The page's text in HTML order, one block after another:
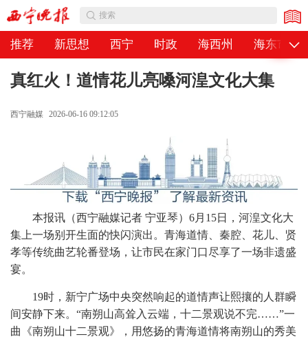
搜索
推荐 新思想 西宁 时政 海西州 海东市
公告
真红火！道情花儿亮嗓河湟文化大集
西宁融媒 2026-06-16 09:12:05
本报讯（西宁融媒记者 宁亚琴）6月15日，河湟文化大
集上一场别开生面的快闪演出。青海道情、秦腔、花儿、贤
孝等传统曲艺轮番登场，让市民在家门口尽享了一场非遗盛
宴。
19时，新宁广场中央突然响起的道情声让熙攘的人群瞬
间安静下来。“南朔山高耸入云端，十二景观说不完……”一
曲《南朔山十二景观》，用悠扬的青海道情将南朔山的秀美